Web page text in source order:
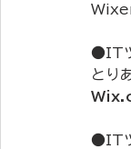
●IT
とり
●IT